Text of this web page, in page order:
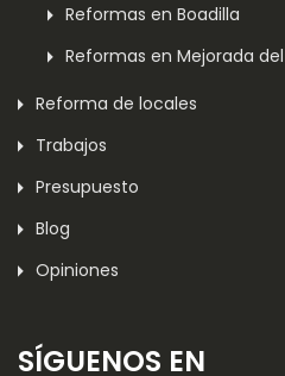
Reformas en Boadilla
Reformas en Mejorada
Reforma de locales
Trabajos
Presupuesto
Blog
Opiniones
SÍGUENOS EN